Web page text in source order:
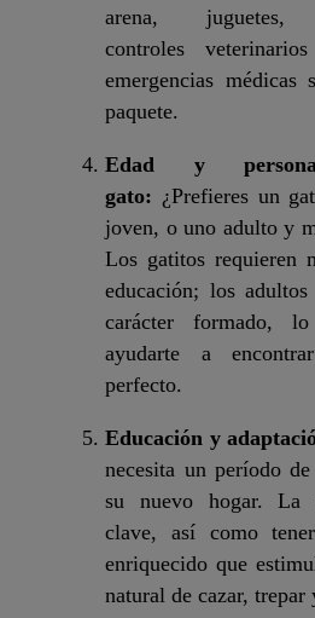
arena, juguetes,
controles
emergencias médicas
paquete.
Edad y
gato: ¿Prefieres un
joven, o uno adulto y
Los gatitos requieren
educación; los
carácter formado,
ayudarte a
perfecto.
Educación y
necesita un período
su nuevo hogar. La
clave, así como
enriquecido que
natural de cazar, trepar